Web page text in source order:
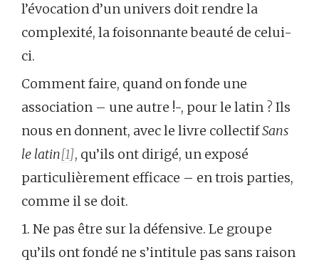
l’évocation d’un univers doit rendre la
complexité, la foisonnante beauté de celui-
ci.
Comment faire, quand on fonde une
association – une autre !-, pour le latin ? Ils
nous en donnent, avec le livre collectifSans
le latin[1], qu’ils ont dirigé, un exposé
particulièrement efficace – en trois parties,
comme il se doit.
1. Ne pas être sur la défensive. Le groupe
qu’ils ont fondé ne s’intitule pas sans raison